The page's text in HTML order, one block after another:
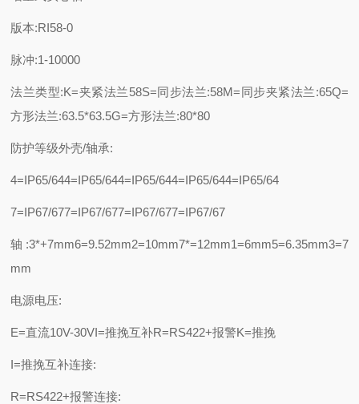
版本:RI58-0
脉冲:1-10000
法兰类型:K=夹紧法兰58S=同步法兰:58M=同步夹紧法兰:65Q=
方形法兰:63.5*63.5G=方形法兰:80*80
防护等级外壳/轴承:
4=IP65/644=IP65/644=IP65/644=IP65/644=IP65/64
7=IP67/677=IP67/677=IP67/677=IP67/67
轴:3*+7mm6=9.52mm2=10mm7*=12mm1=6mm5=6.35mm3=7
mm
电源电压:
E=直流10V-30VI=推挽互补R=RS422+报警K=推挽
I=推挽互补连接:
R=RS422+报警连接: